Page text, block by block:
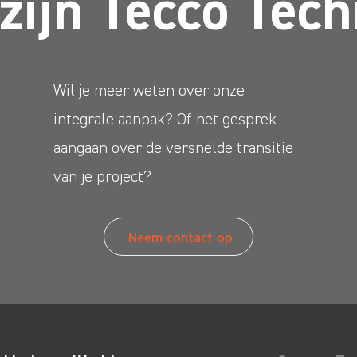
Wil je meer weten over onze
integrale aanpak? Of het gesprek
aangaan over de versnelde transitie
van je project?
Neem contact op